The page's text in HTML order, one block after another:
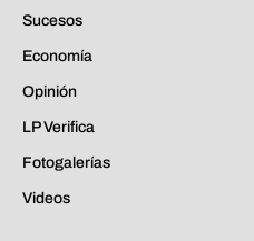
Sucesos
Economía
Opinión
LP Verifica
Fotogalerías
Videos